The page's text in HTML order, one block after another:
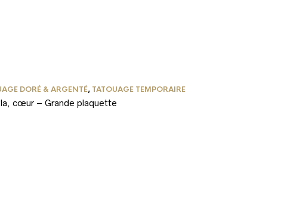
DORÉ & ARGENTÉ, TATOUAGE TEMPORAIRE
cœur – Grande plaquette